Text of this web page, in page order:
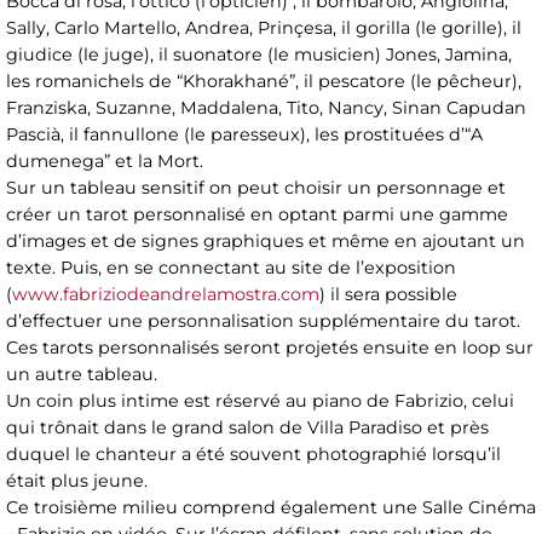
Sally, Carlo Martello, Andrea, Prinçesa, il gorilla (le gorille), il
giudice (le juge), il suonatore (le musicien) Jones, Jamina,
les romanichels de “Khorakhané”, il pescatore (le pêcheur),
Franziska, Suzanne, Maddalena, Tito, Nancy, Sinan Capudan
Pascià, il fannullone (le paresseux), les prostituées d’“A
dumenega” et la Mort.
Sur un tableau sensitif on peut choisir un personnage et
créer un tarot personnalisé en optant parmi une gamme
d’images et de signes graphiques et même en ajoutant un
texte. Puis, en se connectant au site de l’exposition
(www.fabriziodeandrelamostra.com) il sera possible
d’effectuer une personnalisation supplémentaire du tarot.
Ces tarots personnalisés seront projetés ensuite en loop sur
un autre tableau.
Un coin plus intime est réservé au piano de Fabrizio, celui
qui trônait dans le grand salon de Villa Paradiso et près
duquel le chanteur a été souvent photographié lorsqu’il
était plus jeune.
Ce troisième milieu comprend également une Salle Cinéma